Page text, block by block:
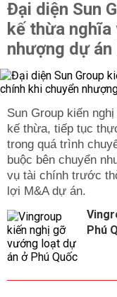
Đại diện Sun
kế thừa
nhượng dự án
Sun Group kiến
kế thừa, tiếp tục
trong quá trình
buộc bên chuyển
vụ tài chính trước
lợi M&A dự án.
Phú